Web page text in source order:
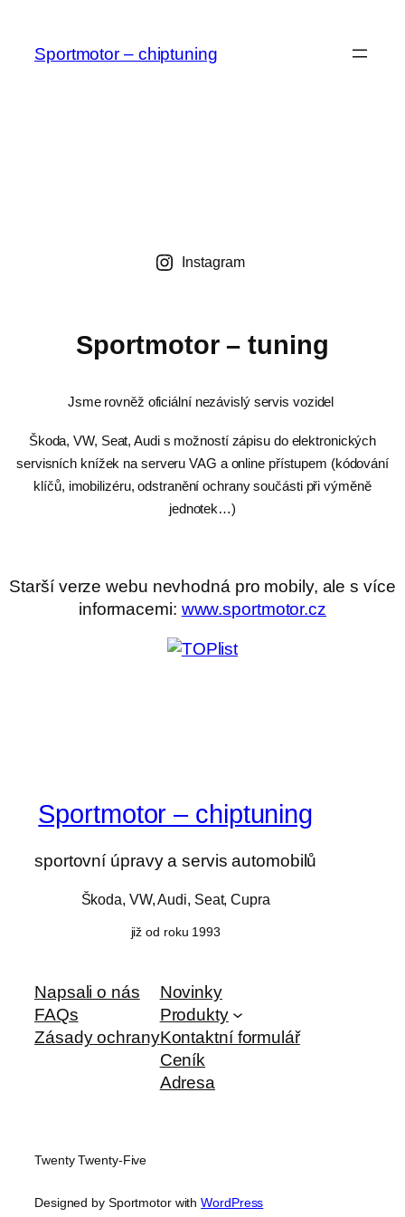
obsahSportmotor – chiptuning
Instagram
Sportmotor – tuning
Jsme rovněž oficiální nezávislý servis vozidel
Škoda, VW, Seat, Audi s možností zápisu do elektronických
servisních knížek na serveru VAG a online přístupem (kódování
klíčů, imobilizéru, odstranění ochrany součásti při výměně
jednotek…)
Starší verze webu nevhodná pro mobily, ale s více
informacemi: www.sportmotor.cz
Sportmotor – chiptuning
sportovní úpravy a servis automobilů
Škoda, VW, Audi, Seat, Cupra
již od roku 1993
Napsali o nás
FAQs
Zásady ochrany
Novinky
Produkty
Kontaktní formulář
Ceník
Adresa
Twenty Twenty-Five
Designed by Sportmotor withWordPress